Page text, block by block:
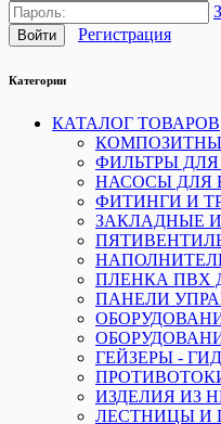
Регистрация
Категории
КАТАЛОГ ТОВАРОВ
ФИЛЬТРЫ
НАСОСЫ ДЛЯ
ФИТИНГИ И
ЗАКЛАДНЫЕ
ПЛЕНКА ПВХ
ПАНЕЛИ
ГЕЙЗЕРЫ -
ИЗДЕЛИЯ ИЗ
ЛЕСТНИЦЫ И